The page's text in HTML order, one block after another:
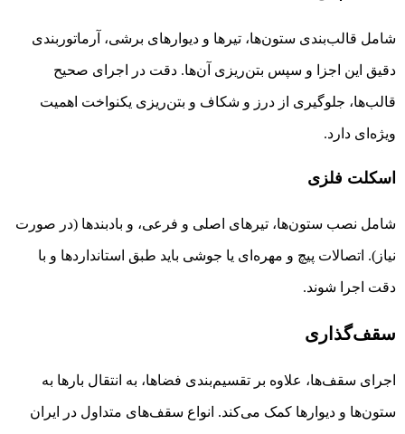
شامل قالب‌بندی ستون‌ها، تیرها و دیوارهای برشی، آرماتوربندی
دقیق این اجزا و سپس بتن‌ریزی آن‌ها. دقت در اجرای صحیح
قالب‌ها، جلوگیری از درز و شکاف و بتن‌ریزی یکنواخت اهمیت
ویژه‌ای دارد.
اسکلت فلزی
شامل نصب ستون‌ها، تیرهای اصلی و فرعی، و بادبندها (در صورت
نیاز). اتصالات پیچ و مهره‌ای یا جوشی باید طبق استانداردها و با
دقت اجرا شوند.
سقف‌گذاری
اجرای سقف‌ها، علاوه بر تقسیم‌بندی فضاها، به انتقال بارها به
ستون‌ها و دیوارها کمک می‌کند. انواع سقف‌های متداول در ایران